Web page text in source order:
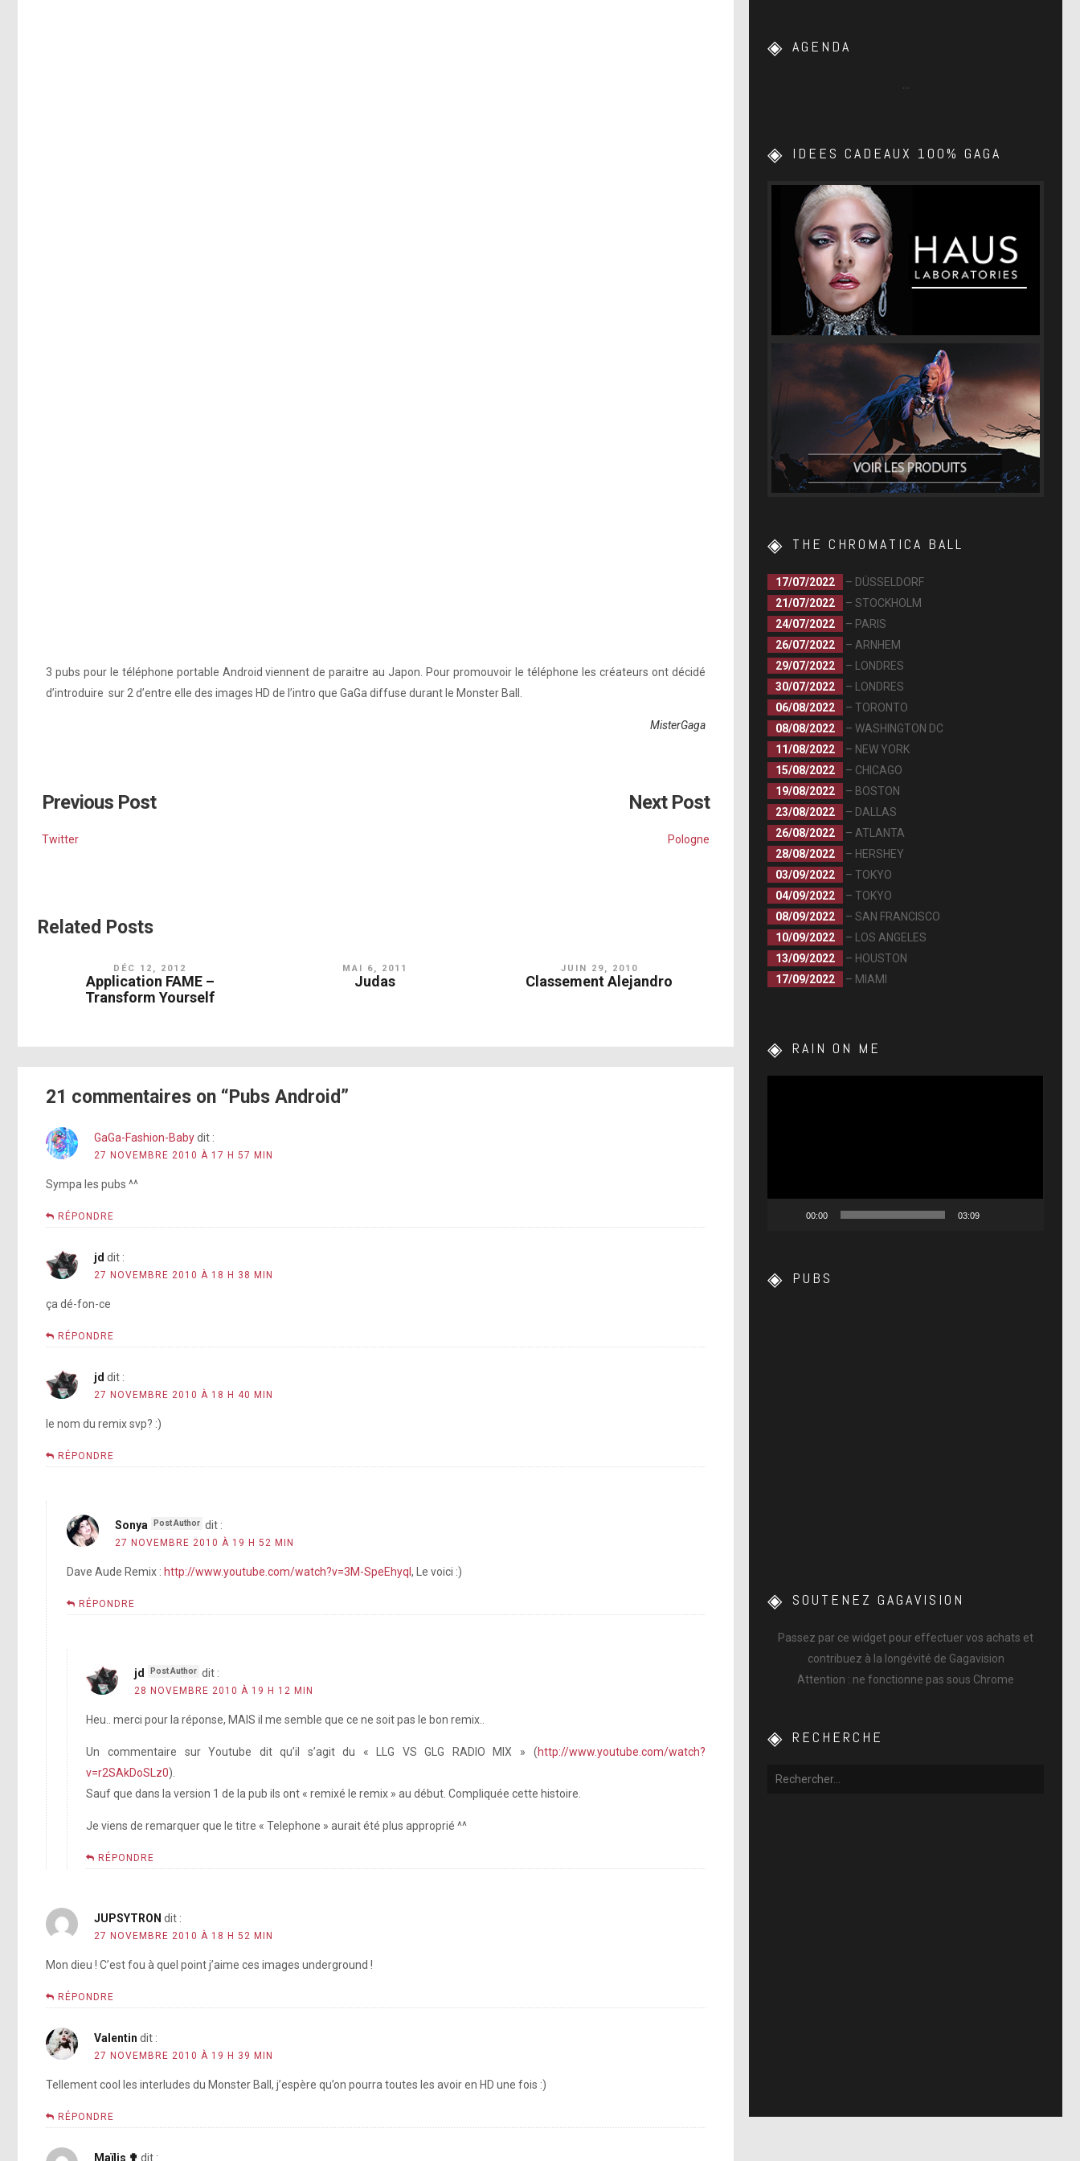
3 pubs pour le téléphone portable Android viennent de paraitre au Japon. Pour promouvoir le téléphone les créateurs ont décidé
d’introduire sur 2 d’entre elle des images HD de l’intro que GaGa diffuse durant le Monster Ball.
MisterGaga
Previous Post
Twitter
Next Post
Pologne
Related Posts
DÉC 12, 2012
Application FAME –
Transform Yourself
MAI 6, 2011
Judas
JUIN 29, 2010
Classement Alejandro
21 commentaires on “Pubs Android”
GaGa-Fashion-Babydit :
27 NOVEMBRE 2010 À 17 H 57 MIN
Sympa les pubs ^^
RÉPONDRE
jd dit :
27 NOVEMBRE 2010 À 18 H 38 MIN
ça dé-fon-ce
RÉPONDRE
jd dit :
27 NOVEMBRE 2010 À 18 H 40 MIN
le nom du remix svp? :)
RÉPONDRE
Sonya dit :
27 NOVEMBRE 2010 À 19 H 52 MIN
Dave Aude Remix : http://www.youtube.com/watch?v=3M-SpeEhyqI , Le voici :)
RÉPONDRE
jd dit :
28 NOVEMBRE 2010 À 19 H 12 MIN
Heu.. merci pour la réponse, MAIS il me semble que ce ne soit pas le bon remix..
Un commentaire sur Youtube dit qu’il s’agit du « LLG VS GLG RADIO MIX » (http://www.youtube.com/watch?
v=r2SAkDoSLz0).
Sauf que dans la version 1 de la pub ils ont « remixé le remix » au début. Compliquée cette histoire.
Je viens de remarquer que le titre « Telephone » aurait été plus approprié ^^
RÉPONDRE
JUPSYTRON dit :
27 NOVEMBRE 2010 À 18 H 52 MIN
Mon dieu ! C’est fou à quel point j’aime ces images underground !
RÉPONDRE
Valentin dit :
27 NOVEMBRE 2010 À 19 H 39 MIN
Tellement cool les interludes du Monster Ball, j’espère qu’on pourra toutes les avoir en HD une fois :)
RÉPONDRE
Maïlis ✟ dit :
AGENDA
IDEES CADEAUX 100% GAGA
THE CHROMATICA BALL
17/07/2022
– DÜSSELDORF
21/07/2022
– STOCKHOLM
24/07/2022
– PARIS
26/07/2022
– ARNHEM
29/07/2022
– LONDRES
30/07/2022
– LONDRES
06/08/2022
– TORONTO
08/08/2022
– WASHINGTON DC
11/08/2022
– NEW YORK
15/08/2022
– CHICAGO
19/08/2022
– BOSTON
23/08/2022
– DALLAS
26/08/2022
– ATLANTA
28/08/2022
– HERSHEY
03/09/2022
– TOKYO
04/09/2022
– TOKYO
08/09/2022
– SAN FRANCISCO
10/09/2022
– LOS ANGELES
13/09/2022
– HOUSTON
17/09/2022
– MIAMI
RAIN ON ME
00:00 03:09
PUBS
SOUTENEZ GAGAVISION
Passez par ce widget pour effectuer vos achats et
contribuez à la longévité de Gagavision
Attention : ne fonctionne pas sous Chrome
RECHERCHE